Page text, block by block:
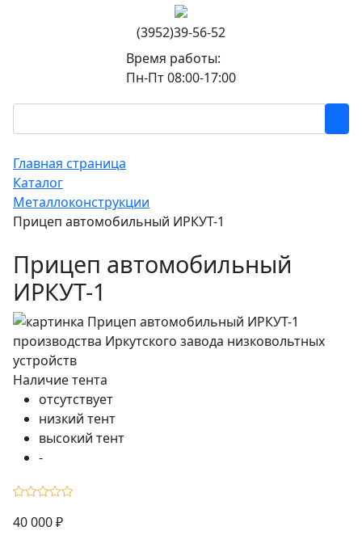
(3952)39-56-52
Время работы:
Пн-Пт 08:00-17:00
Главная страница
Каталог
Металлоконструкции
Прицеп автомобильный ИРКУТ-1
Прицеп автомобильный
ИРКУТ-1
Наличие тента
отсутствует
низкий тент
высокий тент
-
40 000 ₽